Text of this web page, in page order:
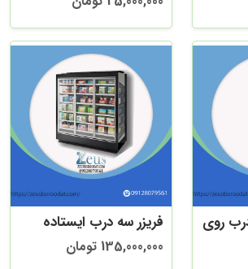
روی فریزر سه درب ایستاده
135,000,000 تومان